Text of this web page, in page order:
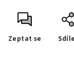
Zeptat se